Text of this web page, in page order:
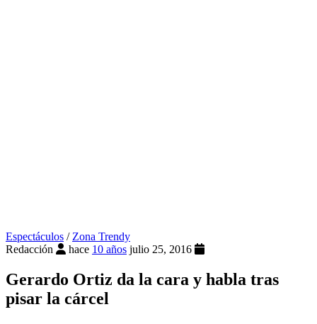
Espectáculos /Zona Trendy
Redacción
hace 10 años julio 25, 2016
Gerardo Ortiz da la cara y habla tras
pisar la cárcel